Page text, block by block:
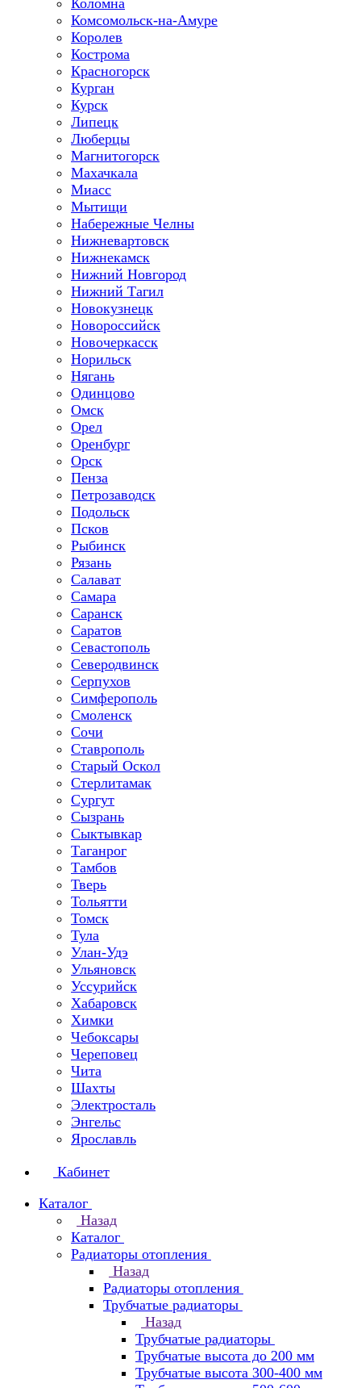
Коломна
Комсомольск-на-Амуре
Королев
Кострома
Красногорск
Курган
Курск
Липецк
Люберцы
Магнитогорск
Махачкала
Миасс
Мытищи
Набережные Челны
Нижневартовск
Нижнекамск
Нижний Новгород
Нижний Тагил
Новокузнецк
Новороссийск
Новочеркасск
Норильск
Нягань
Одинцово
Омск
Орел
Оренбург
Орск
Пенза
Петрозаводск
Подольск
Псков
Рыбинск
Рязань
Салават
Самара
Саранск
Саратов
Севастополь
Северодвинск
Серпухов
Симферополь
Смоленск
Сочи
Ставрополь
Старый Оскол
Стерлитамак
Сургут
Сызрань
Сыктывкар
Таганрог
Тамбов
Тверь
Тольятти
Томск
Тула
Улан-Удэ
Ульяновск
Уссурийск
Хабаровск
Химки
Чебоксары
Череповец
Чита
Шахты
Электросталь
Энгельс
Ярославль
Кабинет
Каталог
Назад
Каталог
Радиаторы отопления
Назад
Радиаторы отопления
Трубчатые радиаторы
Назад
Трубчатые радиаторы
Трубчатые высота до 200 мм
Трубчатые высота 300-400 мм